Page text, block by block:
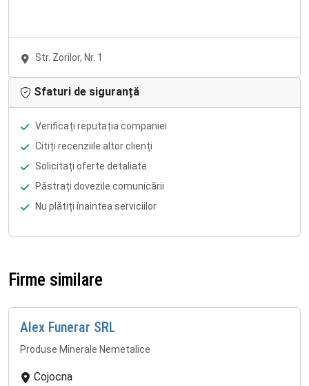
Str. Zorilor, Nr. 1
Sfaturi de siguranță
Verificați reputația companiei
Citiți recenziile altor clienți
Solicitați oferte detaliate
Păstrați dovezile comunicării
Nu plătiți înaintea serviciilor
Firme similare
Alex Funerar SRL
Produse Minerale Nemetalice
Cojocna